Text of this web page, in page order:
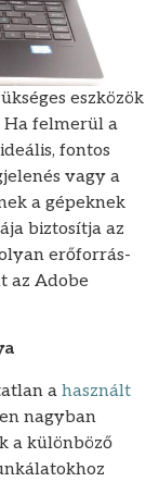
eszközök
Ha felmerül a
fontos
vagy a
a gépeknek
biztosítja az
erőforrás-
az Adobe
a használt
nagyban
a különböző